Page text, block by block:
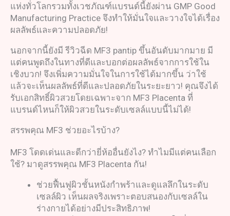
แห่งทั่วโลกรวมทั้งเวชภัณฑ์แบรนด์นี้ยังผ่าน GMP Good
Manufacturing Practice จึงทำให้มั่นใจและวางใจได้เรื่อง
ผลลัพธ์และความปลอดภัย!
นอกจากนี้ยังมี รีวิวฉีด MF3 pantip ขึ้นอันดับมากมาย มี
แต่คนพูดถึงในทางที่ดีและบอกต่อผลลัพธ์จากการใช้ใน
เชิงบวก! จึงเพิ่มความมั่นใจในการใช้ได้มากขึ้น ว่าใช้
แล้วจะเห็นผลลัพธ์ที่ดีและปลอดภัยในระยะยาว! คุณจึงได้
รับเอกสิทธิ์ผิวสวยโดยเฉพาะจาก MF3 Placenta ที่
แบรนด์ไหนก็ให้ผิวสวยในระดับเซลล์แบบนี้ไม่ได้!
สรรพคุณ MF3 ช่วยอะไรบ้าง?
MF3 โดดเด่นและดีกว่ายี่ห้ออื่นยังไง? ทำไมมีแต่คนเลือก
ใช้? มาดูสรรพคุณ MF3 Placenta กัน!
ช่วยฟื้นฟูผิวชั้นหนังกำพร้าและดูแลลึกในระดับ
เซลล์ผิว เห็นผลจริงเพราะตอบสนองกับเซลล์ใน
ร่างกายได้อย่างมีประสิทธิภาพ!